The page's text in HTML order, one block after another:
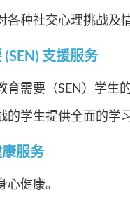
各种社交心理挑战及
支援服务
育需要（SEN）学生
的学生提供全面的学
服务
健康。